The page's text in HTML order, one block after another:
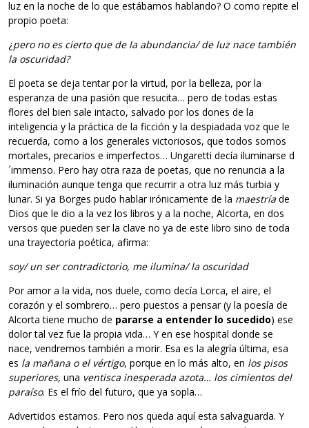
luz en la noche de lo que estábamos hablando? O como repite el
propio poeta:
¿pero no es cierto que de la abundancia/ de luz nace también
la oscuridad?
El poeta se deja tentar por la virtud, por la belleza, por la
esperanza de una pasión que resucita… pero de todas estas
flores del bien sale intacto, salvado por los dones de la
inteligencia y la práctica de la ficción y la despiadada voz que le
recuerda, como a los generales victoriosos, que todos somos
mortales, precarios e imperfectos… Ungaretti decía iluminarse d
´immenso. Pero hay otra raza de poetas, que no renuncia a la
iluminación aunque tenga que recurrir a otra luz más turbia y
lunar. Si ya Borges pudo hablar irónicamente de la maestría de
Dios que le dio a la vez los libros y a la noche, Alcorta, en dos
versos que pueden ser la clave no ya de este libro sino de toda
una trayectoria poética, afirma:
soy/ un ser contradictorio, me ilumina/ la oscuridad
Por amor a la vida, nos duele, como decía Lorca, el aire, el
corazón y el sombrero… pero puestos a pensar (y la poesía de
Alcorta tiene mucho de pararse a entender lo sucedido) ese
dolor tal vez fue la propia vida… Y en ese hospital donde se
nace, vendremos también a morir. Esa es la alegría última, esa
es la mañana o el vértigo, porque en lo más alto, en los pisos
superiores, una ventisca inesperada azota… los cimientos del
paraíso. Es el frío del futuro, que ya sopla…
Advertidos estamos. Pero nos queda aquí esta salvaguarda. Y